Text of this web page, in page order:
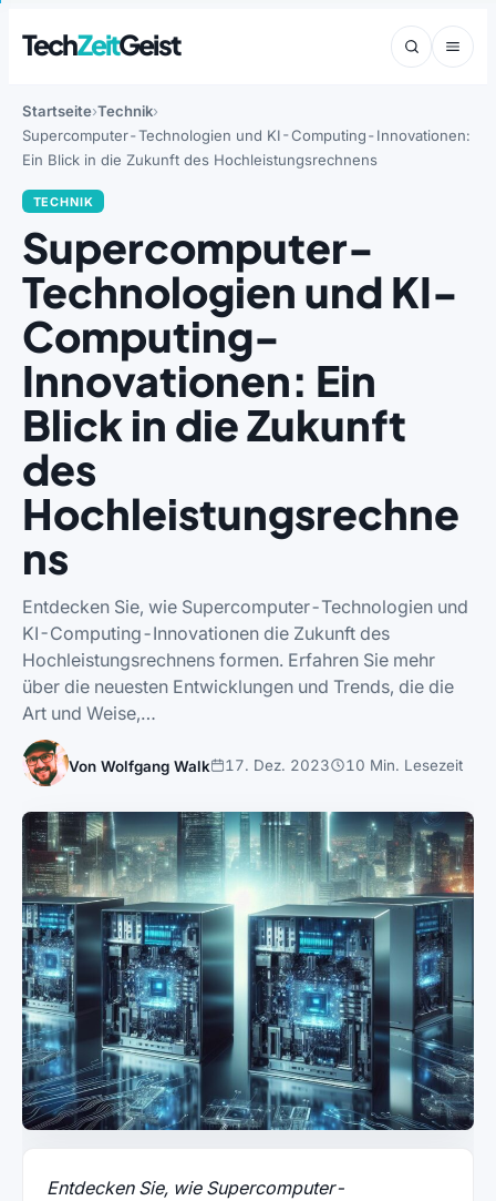
TechZeitGeist
Startseite Technik
Supercomputer-Technologien und KI-Computing-Innovationen:
Ein Blick in die Zukunft des Hochleistungsrechnens
TECHNIK
Supercomputer-
Technologien und KI-
Computing-
Innovationen: Ein
Blick in die Zukunft
des
Hochleistungsrechne
ns
Entdecken Sie, wie Supercomputer-Technologien und
KI-Computing-Innovationen die Zukunft des
Hochleistungsrechnens formen. Erfahren Sie mehr
über die neuesten Entwicklungen und Trends, die die
Art und Weise,…
Von Wolfgang Walk 17. Dez. 2023 10 Min. Lesezeit
Entdecken Sie, wie Supercomputer-